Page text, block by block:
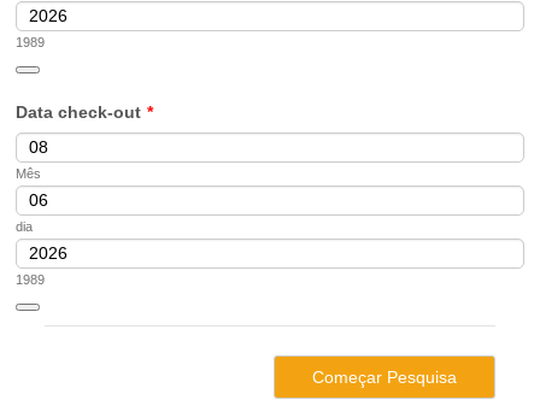
1989
Data check-out *
Mês
dia
1989
Começar Pesquisa